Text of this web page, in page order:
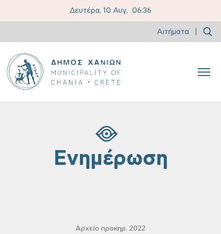
Δευτέρα, 10 Αυγ, 06:36
Αιτήματα
Ενημέρωση
Αρχείο προκηρ. 2022